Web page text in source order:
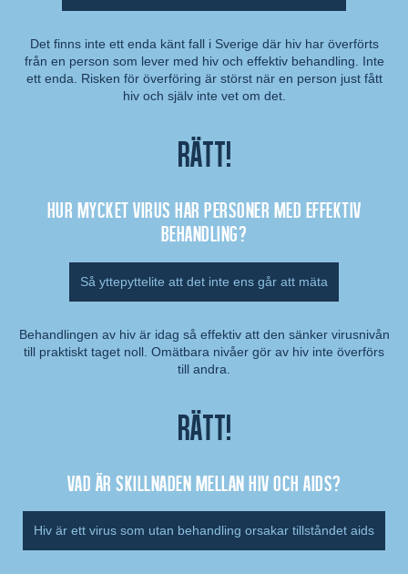
Kommentar:
Det finns inte ett enda känt fall i Sverige där hiv har överförts
från en person som lever med hiv och effektiv behandling. Inte
ett enda. Risken för överföring är störst när en person just fått
hiv och själv inte vet om det.
Rätt!
Hur mycket virus har personer med effektiv
behandling?
Så yttepyttelite att det inte ens går att mäta
Kommentar:
Behandlingen av hiv är idag så effektiv att den sänker virusnivån
till praktiskt taget noll. Omätbara nivåer gör av hiv inte överförs
till andra.
Rätt!
Vad är skillnaden mellan hiv och aids?
Hiv är ett virus som utan behandling orsakar tillståndet aids